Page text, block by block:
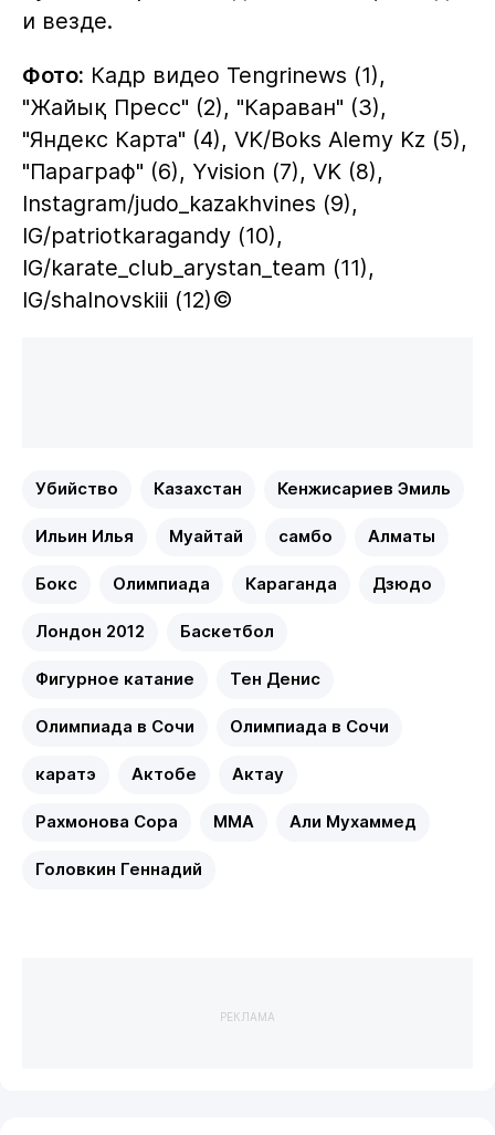
и везде.
Фото: Кадр видео Tengrinews (1),
"Жайық Пресс" (2), "Караван" (3),
"Яндекс Карта" (4), VK/Boks Alemy Kz (5),
"Параграф" (6), Yvision (7), VK (8),
Instagram/judo_kazakhvines (9),
IG/patriotkaragandy (10),
IG/karate_club_arystan_team (11),
IG/shalnovskiii (12)©️
Убийство Казахстан Кенжисариев Эмиль
Ильин Илья Муайтай самбо Алматы
Бокс Олимпиада Караганда Дзюдо
Лондон 2012 Баскетбол
Фигурное катание Тен Денис
Олимпиада в Сочи Олимпиада в Сочи
каратэ Актобе Актау
Рахмонова Сора MMA Али Мухаммед
Головкин Геннадий
РЕКЛАМА